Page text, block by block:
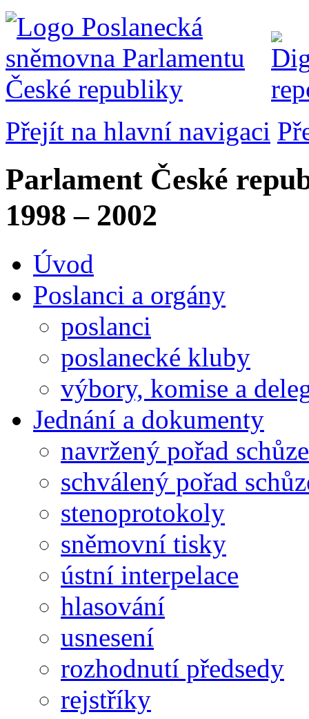
Přejít na hlavní navigaci
Parlament České
1998 – 2002
Úvod
Poslanci a orgány
poslanci
poslanecké kluby
výbory, komise a
Jednání a dokumenty
navržený pořad schůze
schválený pořad
stenoprotokoly
sněmovní tisky
ústní interpelace
hlasování
usnesení
rozhodnutí předsedy
rejstříky